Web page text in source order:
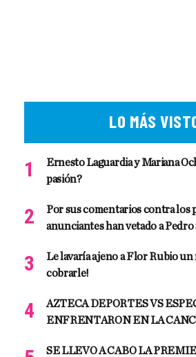
LO MÁS
Ernesto Laguardia y Mariana
pasión?
Por sus comentarios contra los
anunciantes han vetado a Pedro
Le lavaría ajeno a Flor Rubio un
cobrarle!
AZTECA DEPORTES VS
ENFRENTARON EN LA
SE LLEVO A CABO LA